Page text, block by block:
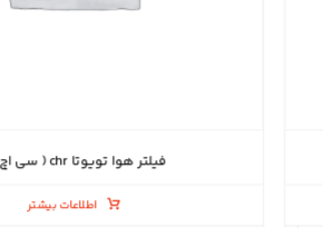
فیلتر هوا تویوتا chr ( سی اچ آر )
اطلاعات بیشتر